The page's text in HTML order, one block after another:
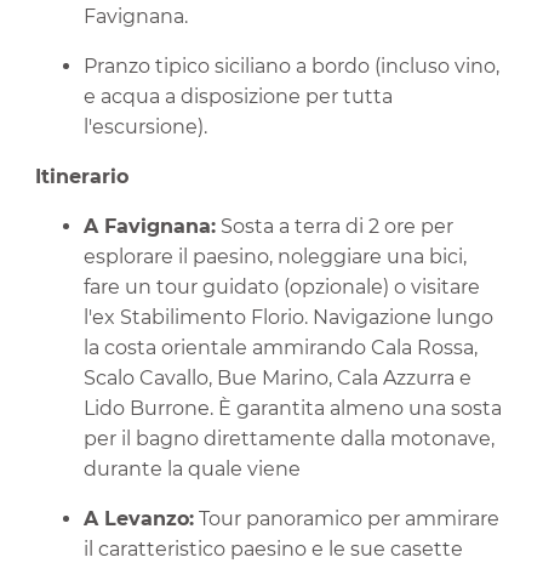
Favignana.
Pranzo tipico siciliano a bordo (incluso vino,
e acqua a disposizione per tutta
l'escursione).
Itinerario
A Favignana: Sosta a terra di 2 ore per
esplorare il paesino, noleggiare una bici,
fare un tour guidato (opzionale) o visitare
l'ex Stabilimento Florio. Navigazione lungo
la costa orientale ammirando Cala Rossa,
Scalo Cavallo, Bue Marino, Cala Azzurra e
Lido Burrone. È garantita almeno una sosta
per il bagno direttamente dalla motonave,
durante la quale viene
A Levanzo: Tour panoramico per ammirare
il caratteristico paesino e le sue casette